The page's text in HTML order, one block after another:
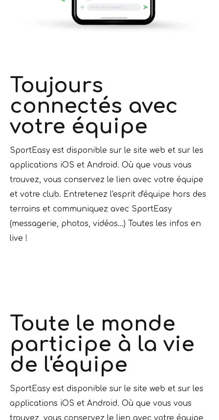
Toujours
connectés avec
votre équipe
SportEasy est disponible sur le site web et sur les
applications iOS et Android. Où que vous vous
trouvez, vous conservez le lien avec votre équipe
et votre club. Entretenez l'esprit d'équipe hors des
terrains et communiquez avec SportEasy
(messagerie, photos, vidéos...) Toutes les infos en
live !
Toute le monde
participe à la vie
de l'équipe
SportEasy est disponible sur le site web et sur les
applications iOS et Android. Où que vous vous
trouvez, vous conservez le lien avec votre équipe